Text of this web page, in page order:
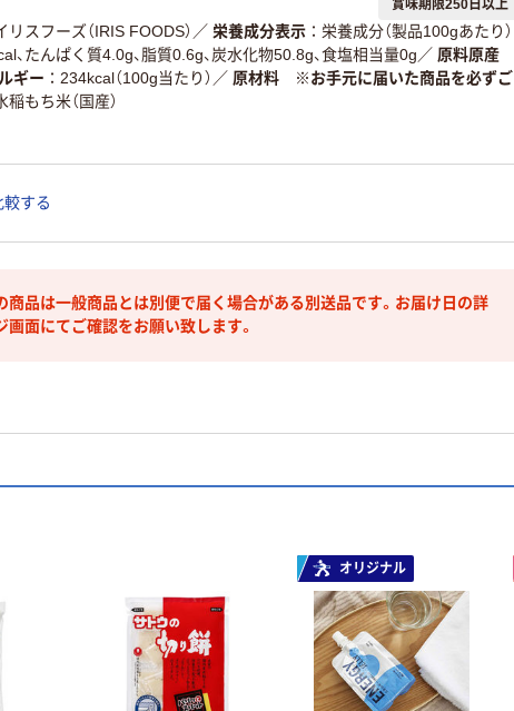
賞味期限250日以上
リスフーズ（IRIS FOODS） ／ 栄養成分表示
栄養成分（製品100gあたり）
、たんぱく質4.0g、脂質0.6g、炭水化物50.8g、食塩相当量0g ／ 原料原産
ギー 234kcal（100g当たり） ／ 原材料 ※お手元に届いた商品を必ずご
稲もち米（国産）
する
商品は一般商品とは別便で届く場合がある別送品です。お届け日の詳
画面にてご確認をお願い致します。
オリジナル